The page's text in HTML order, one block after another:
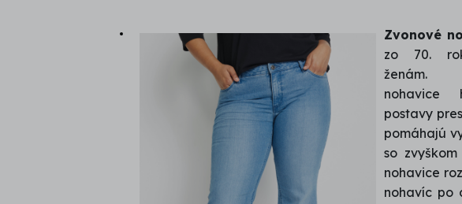
Zvonové
zo 70.
ženám.
postavy
pomáhajú
so
nohavice
nohavíc po